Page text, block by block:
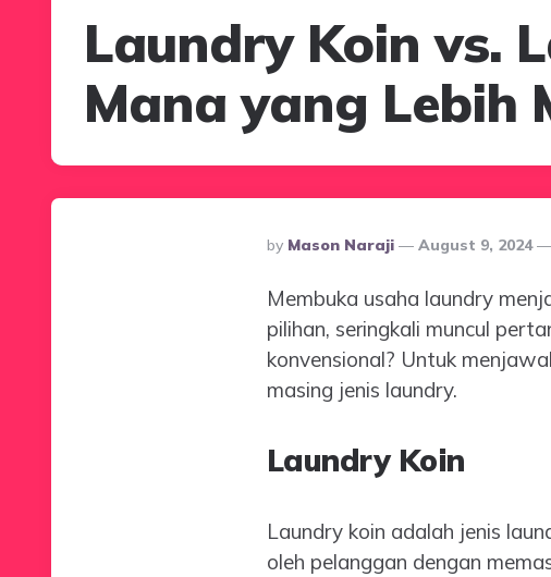
Laundry Koin vs.
Mana yang Lebih
Posted
By
By Mason Naraji August 9, 2024
Membuka usaha laundry
pilihan, seringkali muncul
konvensional? Untuk
masing jenis laundry.
Laundry Koin
Laundry koin adalah jenis
oleh pelanggan dengan